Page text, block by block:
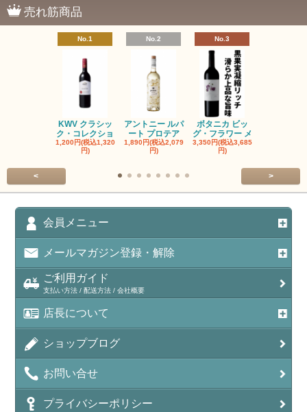
売れ筋商品
No.1
KWV クラシッ
ク・コレクショ
1,200円(税込1,320
円)
No.2
アントニー ルパ
ート プロテア
1,890円(税込2,079
円)
No.3
ボタニカ ビッ
グ・フラワー メ
3,350円(税込3,685
円)
< >
会員メニュー
メールマガジン登録・解除
ご利用ガイド
支払い方法 / 配送方法 / 会社概要
店長について
ショップブログ
お問い合せ
プライバシーポリシー